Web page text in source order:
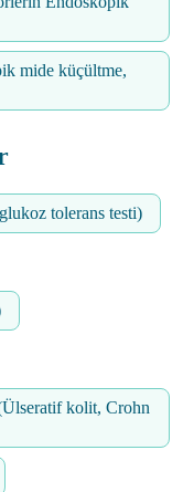
mide küçültme,
tolerans testi)
kolit, Crohn